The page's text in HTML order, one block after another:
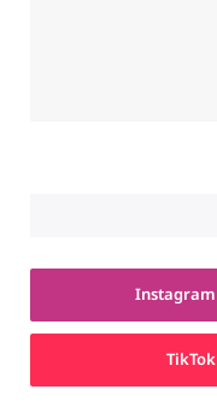
Instagram
TikTok